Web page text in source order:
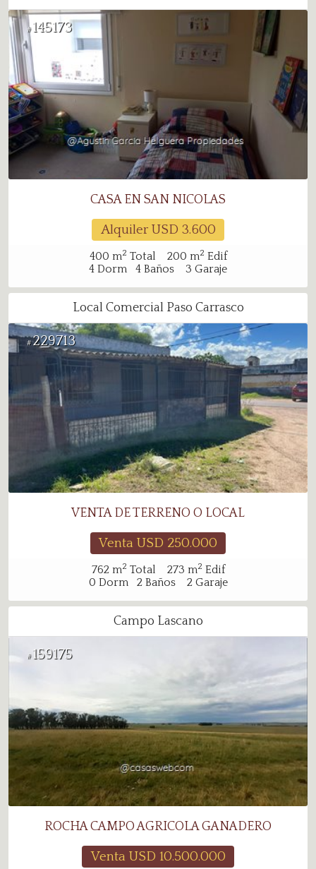
#145173
CASA EN SAN NICOLAS
Alquiler USD 3.600
400 m2 Total 200 m2 Edif
4 Dorm 4 Baños 3 Garaje
Local Comercial Paso Carrasco
#229713
VENTA DE TERRENO O LOCAL
Venta USD 250.000
762m2 Total 273 m2 Edif
0 Dorm 2Baños 2Garaje
Campo Lascano
#159175
ROCHA CAMPO AGRICOLA GANADERO
Venta USD 10.500.000